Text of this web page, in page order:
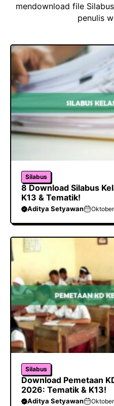
mendownload file
penulis
Silabus
8 Download Silabus
K13 & Tematik!
Aditya Setyawan
Silabus
Download Pemetaan
2026: Tematik & K13!
Aditya Setyawan